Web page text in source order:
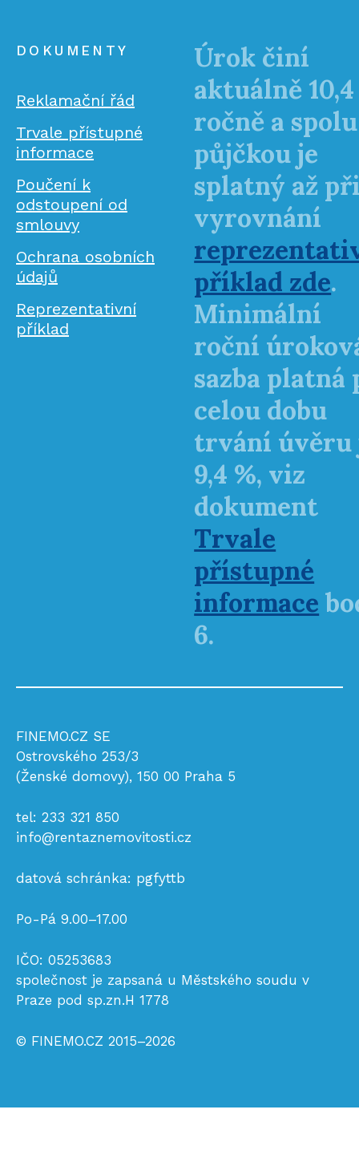
DOKUMENTY
Reklamační řád
Trvale přístupné
informace
Poučení k
odstoupení od
smlouvy
Ochrana osobních
údajů
Reprezentativní
příklad
Úrok činí
aktuálně
ročně a
půjčkou je
splatný až
vyrovnání
příklad zde.
Minimální
roční
sazba platná
celou dobu
trvání úvěru
9,4 %, viz
dokument
Trvale
přístupné
informace
6.
FINEMO.CZ SE
Ostrovského 253/3
(Ženské domovy), 150 00 Praha 5
tel: 233 321 850
info@rentaznemovitosti.cz
datová schránka: pgfyttb
Po-Pá 9.00–17.00
IČO: 05253683
společnost je zapsaná u Městského soudu v
Praze pod sp.zn.H 1778
© FINEMO.CZ 2015–2026